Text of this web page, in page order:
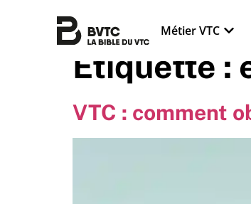
Métier VTC
Étiquette :
VTC : comment